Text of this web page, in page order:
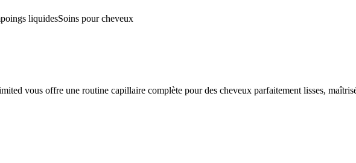
liquidesSoins pour cheveux
vous offre une routine capillaire complète pour des cheveux parfaitement lisses,